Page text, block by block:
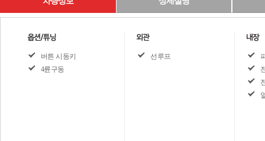
버튼 시동키
4륜구동
선루프